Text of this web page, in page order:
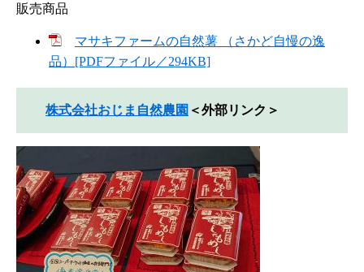
販売商品
マサキファームの自然薯 （さかど自慢の逸
品）[PDFファイル／294KB]
株式会社おじま自然農園 ＜外部リンク＞